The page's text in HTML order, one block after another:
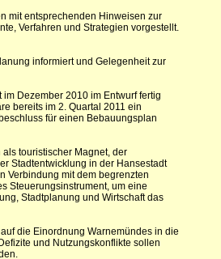
mit entsprechenden Hinweisen zur
Verfahren und Strategien vorgestellt.
informiert und Gelegenheit zur
Dezember 2010 im Entwurf fertig
bereits im 2. Quartal 2011 ein
für einen Bebauungsplan
touristischer Magnet, der
Stadtentwicklung in der Hansestadt
Verbindung mit dem begrenzten
Steuerungsinstrument, um eine
Stadtplanung und Wirtschaft das
die Einordnung Warnemündes in die
und Nutzungskonflikte sollen